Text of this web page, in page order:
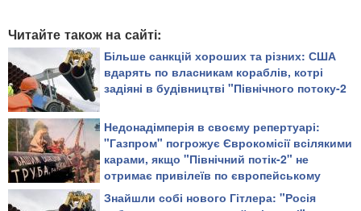
Читайте також на сайті:
​Більше санкцій хороших та різних: США
вдарять по власникам кораблів, котрі
задіяні в будівництві "Північного потоку-2
Недонадімперія в своєму репертуарі:
"Газпром" погрожує Єврокомісії всілякими
карами, якщо "Північний потік-2" не
отримає привілеїв по європейському
законодавству
Знайшли собі нового Гітлера: "Росія